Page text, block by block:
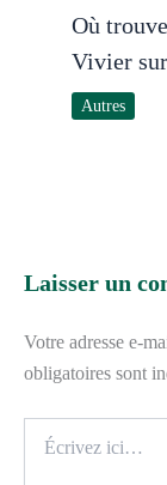
Où
Vivier
Autres
Laisser un
Votre adresse e-
obligatoires sont
ici…